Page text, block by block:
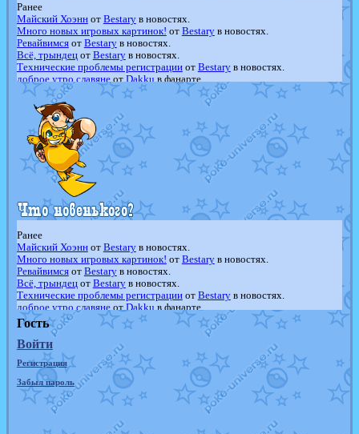
Ранее
Майский Хоэннот Bestaryв новостях.
Много новых игровых картинок! от Bestaryв новостях.
Ревайвимсяот Bestaryв новостях.
Всё, трындецот Bestaryв новостях.
Технические проблемы регистрацииот Bestaryв новостях.
доброе утро славянеот Dakku в фанарте.
Йолда и Мимикью отMavisNyanCatв фанарте.
Недовольный котомангуст
в фанарте.
The Dark Wishmaker
отRandomon
шадоу спиритомб отilovearceus
в фанарте.
траббишотilovearceusв фанарте.
Raging BoltотGraceDaFox
в фанарте.
Shadow mismagiusотJOK_julia
в фанарте.
художникотvicavicaв фанарте.
Ранее
Майский Хоэннот Bestaryв новостях.
Много новых игровых картинок! от Bestaryв новостях.
Ревайвимсяот Bestaryв новостях.
Всё, трындецот Bestaryв новостях.
Технические проблемы регистрацииот Bestaryв новостях.
доброе утро славянеот Dakku в фанарте.
Йолда и МимикьюотMavisNyanCatв фанарте.
Недовольный котомангуст
в фанарте.
The Dark Wishmaker
отRandomon
шадоу спиритомб
отilovearceus
в фанарте.
траббишотilovearceusв фанарте.
Raging BoltотGraceDaFox
Shadow mismagiusотJOK_julia
в фанарте.
художникот vicavicaв фанарте.
Гость
Войти
Регистрация
Забыл пароль